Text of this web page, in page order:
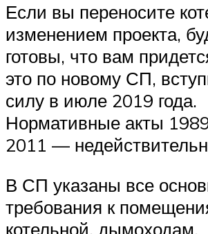
Если вы переносите
изменением проекта,
готовы, что вам
это по новому СП,
силу в июле 2019 года.
Нормативные акты
2011 —
В СП указаны все
требования к
котельной, дымоходам,